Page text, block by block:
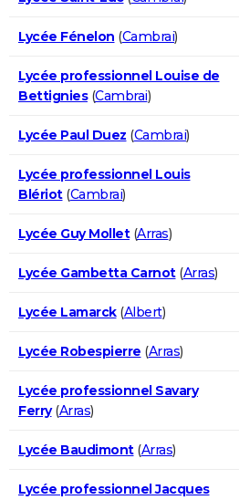
Lycée Fénelon (Cambrai)
Lycée professionnel Louise de
Bettignies(Cambrai)
Lycée Paul Duez (Cambrai)
Lycée professionnel Louis
Blériot(Cambrai)
Lycée Guy Mollet(Arras)
Lycée Gambetta Carnot(Arras)
Lycée Lamarck(Albert)
Lycée Robespierre (Arras)
Lycée professionnel Savary
Ferry(Arras)
Lycée Baudimont(Arras)
Lycée professionnel Jacques